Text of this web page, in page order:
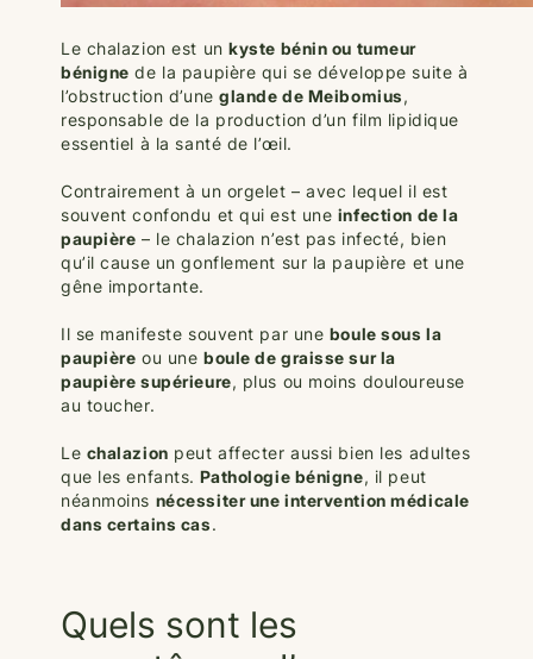
Le chalazion est unkyste bénin ou tumeur
bénigne de la paupière qui se développe suite à
l’obstruction d’uneglande de Meibomius,
responsable de la production d’un film lipidique
essentiel à la santé de l’œil.
Contrairement à un orgelet – avec lequel il est
souvent confondu et qui est une infection de la
paupière – le chalazion n’est pas infecté, bien
qu’il cause un gonflement sur la paupière et une
gêne importante.
Il se manifeste souvent par une boule sous la
paupière ou une boule de graisse sur la
paupière supérieure, plus ou moins douloureuse
au toucher.
Le chalazion peut affecter aussi bien les adultes
que les enfants. Pathologie bénigne, il peut
néanmoins nécessiter une intervention médicale
dans certains cas.
Quels sont les